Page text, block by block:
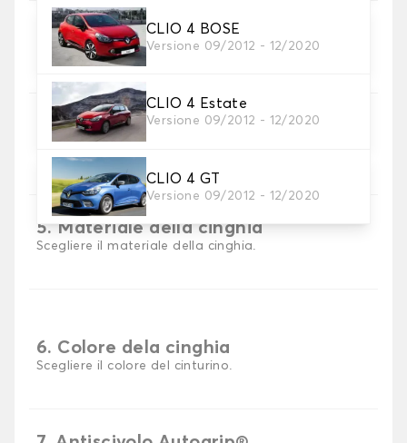
CLIO 4 BOSE
Versione 09/2012 - 12/2020
CLIO 4 Estate
Versione 09/2012 - 12/2020
CLIO 4 GT
Versione 09/2012 - 12/2020
3. Set di tappetini
Selezionare il numero di tappetini per auto
necessari.
4. Colori dei tappetini
Scegli il materiale del tappetino auto.
5. Materiale della cinghia
Scegliere il materiale della cinghia.
6. Colore dela cinghia
Scegliere il colore del cinturino.